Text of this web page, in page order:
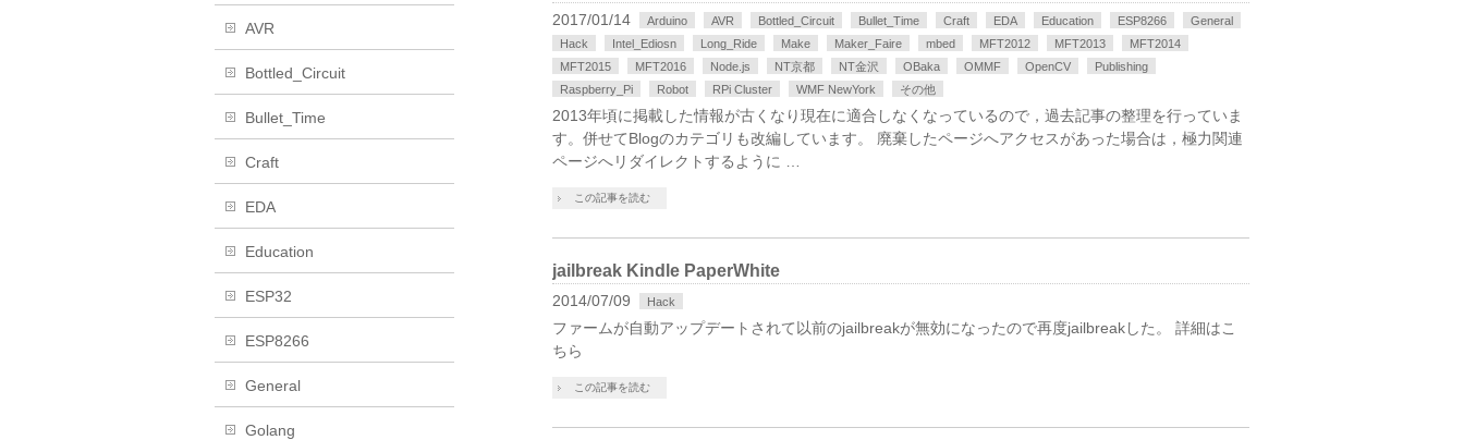
2017/01/14 Arduino AVR Bottled_Circuit Bullet_Time Craft EDA Education ESP8266
General
Hack
Intel_Ediosn Long_Ride Make Maker_Faire mbed MFT2012 MFT2013
MFT2014
MFT2015
MFT2016 Node.js NT京都 NT金沢 OBaka OMMF OpenCV
Publishing
Raspberry_Pi
Robot RPi Cluster WMF NewYork その他
2013年頃に掲載した情報が古くなり現在に適合しなくなっているので，過去記事の整理を行っていま
す。併せてBlogのカテゴリも改編しています。 廃棄したページへアクセスがあった場合は，極力関連
ページへリダイレクトするように …
この記事を読む
jailbreak Kindle PaperWhite
2014/07/09 Hack
ファームが自動アップデートされて以前のjailbreakが無効になったので再度jailbreakした。 詳細はこ
ちら
この記事を読む
AVR
Bottled_Circuit
Bullet_Time
Craft
EDA
Education
ESP32
ESP8266
General
Golang